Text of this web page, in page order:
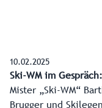
10.02.2025
Ski-WM im
Mister „Ski-WM“
Brugger und